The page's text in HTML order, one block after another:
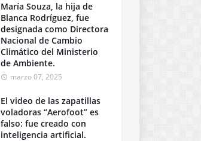
María Souza, la hija de
Blanca Rodríguez, fue
designada como Directora
Nacional de Cambio
Climático del Ministerio
de Ambiente.
marzo 07, 2025
El video de las zapatillas
voladoras “Aerofoot” es
falso: fue creado con
inteligencia artificial.